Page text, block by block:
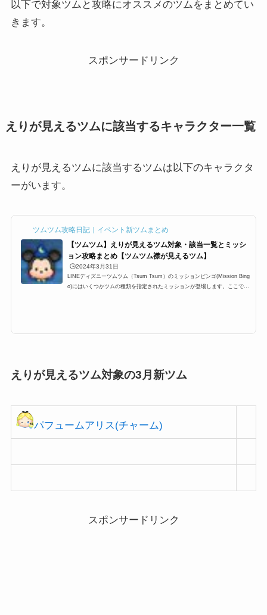
以下で対象ツムと攻略にオススメのツムをまとめてい
きます。
スポンサードリンク
えりが見えるツムに該当するキャラクター一覧
えりが見えるツムに該当するツムは以下のキャラクタ
ーがいます。
ツムツム攻略日記｜イベント新ツムまとめ
【ツムツム】えりが見えるツム対象・該当一覧とミッシ
ョン攻略まとめ【ツムツム襟が見えるツム】
🕒️2024年3月31日
LINEディズニーツムツム（Tsum Tsum）のミッションビンゴ(Mission Bing
o)にはいくつかツムの種類を指定されたミッションが登場します。ここでは
えりが見えるツム対象の3月新ツム
パフュームアリス(チャーム)
スポンサードリンク